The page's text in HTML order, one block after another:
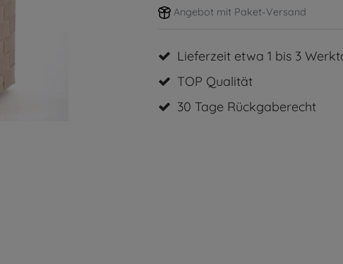
Angebot mit Paket-Versand
Lieferzeit etwa 1 bis 3
TOP Qualität
30 Tage Rückgaberecht